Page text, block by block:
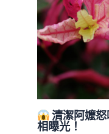
清潔阿嬤
相曝光！